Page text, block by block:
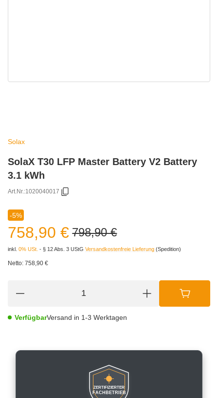
Solax
SolaX T30 LFP Master Battery V2 Battery
3.1 kWh
Art.Nr.:1020040017
-5%
758,90 € 798,90 €
inkl. 0% USt. - § 12 Abs. 3 UStG Versandkostenfreie Lieferung (Spedition)
Netto: 758,90 €
VerfügbarVersand in 1-3 Werktagen
ZERTIFIZIERTER
FACHBETRIEB